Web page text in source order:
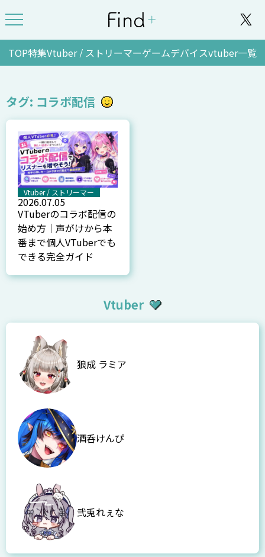
TOP特集Vtuber / ストリーマーゲームデバイスvtuber一覧
タグ: コラボ配信
Vtuber / ストリーマー
2026.07.05
VTuberのコラボ配信の
始め方｜声がけから本
番まで個人VTuberでも
できる完全ガイド
Vtuber
狼成 ラミア
酒呑けんぴ
弐兎れぇな